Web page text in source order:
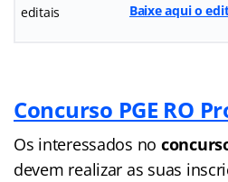
editais
Baixe aqui o
Concurso PGE RO
Os interessados no
devem realizar as suas